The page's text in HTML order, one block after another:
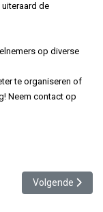
de
op diverse
te organiseren of
Neem contact op
Volgende
Volgende